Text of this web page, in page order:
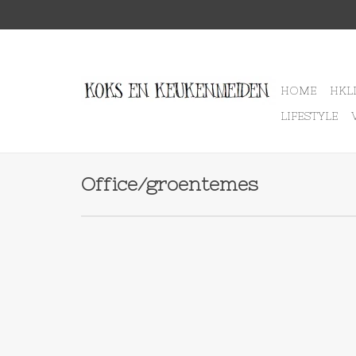
HOME
LIFESTYLE
Office/groentemes